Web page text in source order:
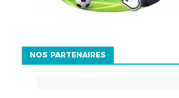
NOS PARTENAIRES